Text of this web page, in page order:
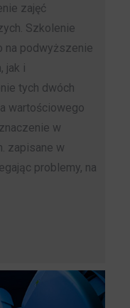
zajęć
Szkolenie
na podwyższenie
jak i
tych dwóch
wartościowego
w
zapisane w
problemy, na